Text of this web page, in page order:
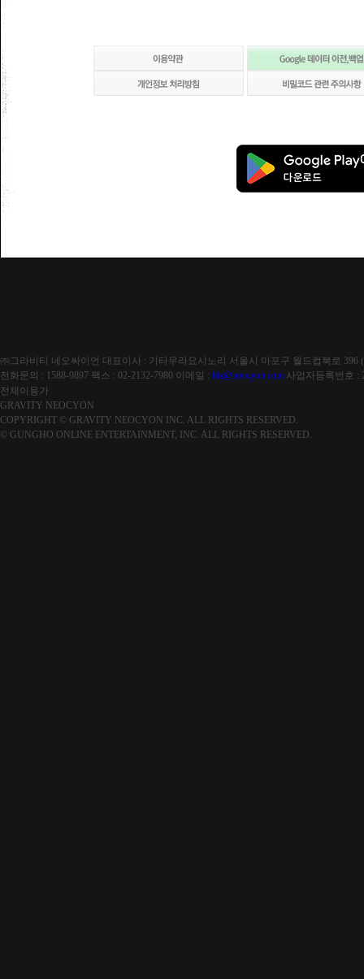
㈜그라비티 네오싸이언 대표이사 : 기타무라요시노리 서울시 마포구 월드컵북로 396
전화문의 : 1588-9897 팩스 : 02-2132-7980 이메일 : biz@neocyon.com 사업자등록번호 :
전체이용가
GRAVITY NEOCYON
COPYRIGHT © GRAVITY NEOCYON INC. ALL RIGHTS RESERVED.
© GUNGHO ONLINE ENTERTAINMENT, INC. ALL RIGHTS RESERVED.